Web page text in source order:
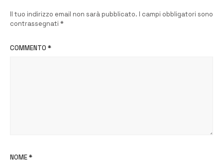
Il tuo indirizzo email non sarà pubblicato. I campi obbligatori sono
contrassegnati *
COMMENTO *
NOME*